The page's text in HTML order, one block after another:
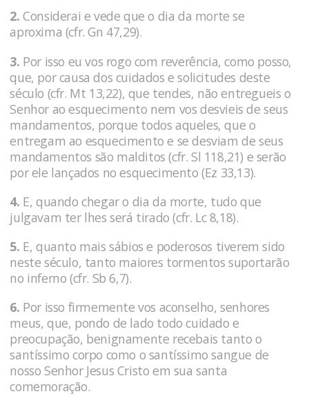
2. Considerai e vede que o dia da morte se
aproxima (cfr. Gn 47,29).
3. Por isso eu vos rogo com reverência, como posso,
que, por causa dos cuidados e solicitudes deste
século (cfr. Mt 13,22), que tendes, não entregueis o
Senhor ao esquecimento nem vos desvieis de seus
mandamentos, porque todos aqueles, que o
entregam ao esquecimento e se desviam de seus
mandamentos são malditos (cfr. Sl 118,21) e serão
por ele lançados no esquecimento (Ez 33,13).
4. E, quando chegar o dia da morte, tudo que
julgavam ter lhes será tirado (cfr. Lc 8,18).
5. E, quanto mais sábios e poderosos tiverem sido
neste século, tanto maiores tormentos suportarão
no inferno (cfr. Sb 6,7).
6. Por isso firmemente vos aconselho, senhores
meus, que, pondo de lado todo cuidado e
preocupação, benignamente recebais tanto o
santíssimo corpo como o santíssimo sangue de
nosso Senhor Jesus Cristo em sua santa
comemoração.